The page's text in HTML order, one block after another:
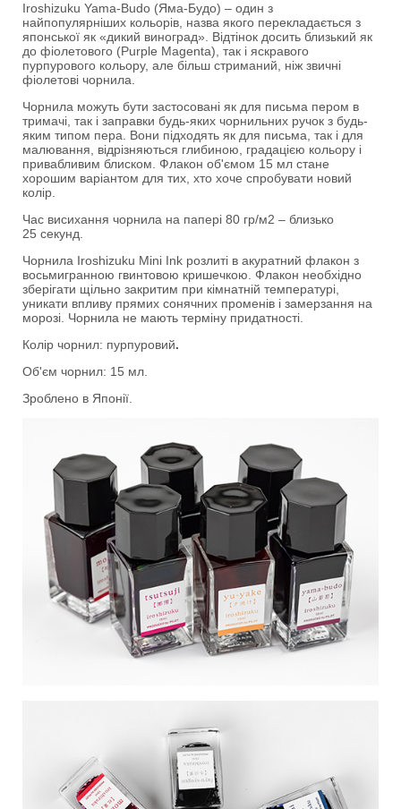
Iroshizuku Yama-Budo (Яма-Будо) – один з
найпопулярніших кольорів, назва якого перекладається з
японської як «дикий виноград». Відтінок досить близький як
до фіолетового (Purple Magenta), так і яскравого
пурпурового кольору, але більш стриманий, ніж звичні
фіолетові чорнила.
Чорнила можуть бути застосовані як для письма пером в
тримачі, так і заправки будь-яких чорнильних ручок з будь-
яким типом пера. Вони підходять як для письма, так і для
малювання, відрізняються глибиною, градацією кольору і
привабливим блиском. Флакон об'ємом 15 мл стане
хорошим варіантом для тих, хто хоче спробувати новий
колір.
Час висихання чорнила на папері 80 гр/м2 – близько
25 секунд.
Чорнила Iroshizuku Mini Ink розлиті в акуратний флакон з
восьмигранною гвинтовою кришечкою. Флакон необхідно
зберігати щільно закритим при кімнатній температурі,
уникати впливу прямих сонячних променів і замерзання на
морозі. Чорнила не мають терміну придатності.
Колір чорнил: пурпуровий.
Об'єм чорнил: 15 мл.
Зроблено в Японії.